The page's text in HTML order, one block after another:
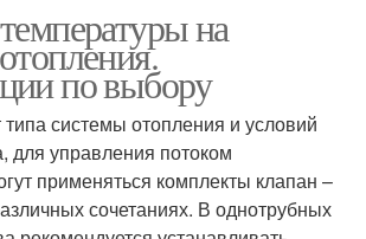
на
по выбору
системы отопления и условий
для управления потоком
применяться комплекты клапан –
сочетаниях. В однотрубных